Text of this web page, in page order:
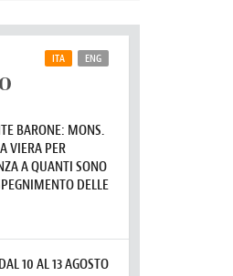
Cristo non abita
potere ma si
la comunicazione al
Colombo:
Papa messaggio di
la paura